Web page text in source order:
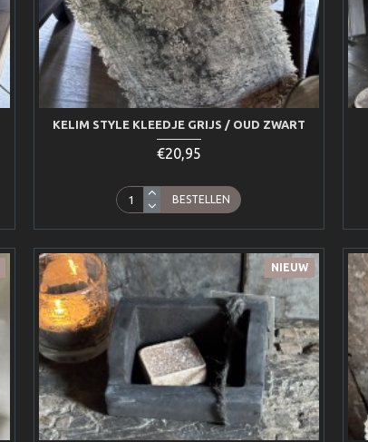
KELIM STYLE KLEEDJE GRIJS / OUD ZWART
€20,95
BESTELLEN
NIEUW